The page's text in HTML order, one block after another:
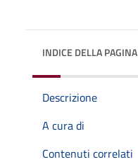
INDICE DELLA PAGINA
Descrizione
A cura di
Contenuti correlati